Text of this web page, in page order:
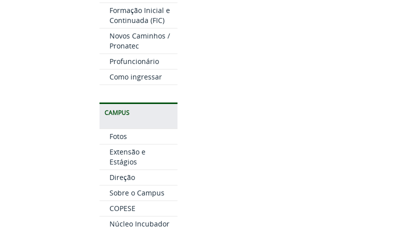
Formação Inicial e
Continuada (FIC)
Novos Caminhos /
Pronatec
Profuncionário
Como ingressar
CAMPUS
Fotos
Extensão e
Estágios
Direção
Sobre o Campus
COPESE
Núcleo Incubador